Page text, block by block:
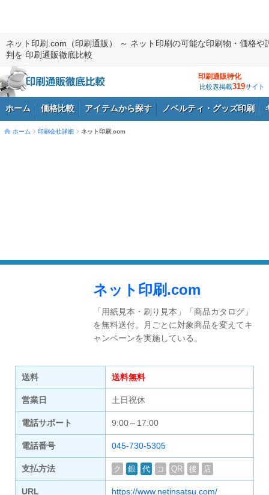
ネット印刷.com（印刷通販） ～ ネット印刷の可能な印刷物・価格や
判を 印刷通販徹底比較
印刷通販特化
比較表掲載319サイト
ホーム 価格比較 アイテムから探す ノベルティ・グッズ印刷
ホーム 印刷会社詳細 ネット印刷.com
ネット印刷.com
「用紙見本・刷り見本」「商品カタログ」
を無料送付。月ごとに対象商品を変えてキ
ャンペーンを実施している。
送料 送料無料
営業日 土日祝休
電話サポート 9:00～17:00
電話番号 045-730-5305
支払方法 ク 銀 代 コ QR 後 店
URL https://www.netinsatsu.com/